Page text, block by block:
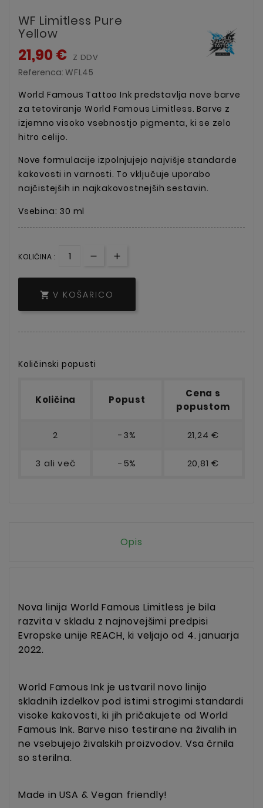
WF Limitless Pure
Yellow
21,90 € Z DDV
Referenca: WFL45
World Famous Tattoo Ink predstavlja nove barve
za tetoviranje World Famous Limitless. Barve z
izjemno visoko vsebnostjo pigmenta, ki se zelo
hitro celijo.
Nove formulacije izpolnjujejo najvišje standarde
kakovosti in varnosti. To vključuje uporabo
najčistejših in najkakovostnejših sestavin.
Vsebina: 30 ml
KOLIČINA :
 V KOŠARICO
Količinski popusti
Količina Popust
Cena s
popustom
2 -3% 21,24 €
3 ali več -5% 20,81 €
Opis
Nova linija World Famous Limitless je bila
razvita v skladu z najnovejšimi predpisi
Evropske unije REACH, ki veljajo od 4. januarja
2022.
World Famous Ink je ustvaril novo linijo
skladnih izdelkov pod istimi strogimi standardi
visoke kakovosti, ki jih pričakujete od World
Famous Ink. Barve niso testirane na živalih in
ne vsebujejo živalskih proizvodov. Vsa črnila
so sterilna.
Made in USA & Vegan friendly!